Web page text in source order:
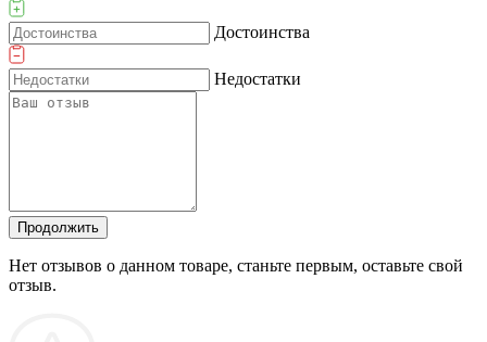
Достоинства
Недостатки
Продолжить
Нет отзывов о данном товаре, станьте первым, оставьте свой
отзыв.